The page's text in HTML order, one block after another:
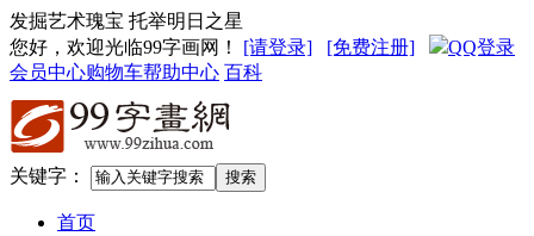
发掘艺术瑰宝 托举明日之星
您好，欢迎光临99字画网 ！ [请登录] [免费注册]
QQ登录
会员中心购物车帮助中心 百科
关键字：
首页